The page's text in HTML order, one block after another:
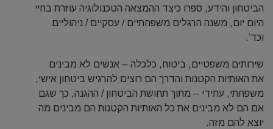
הביטחון והידע, ספרו כיצד ההמצאה הטכנולוגיה עוזרת בחיי
היום יום, משנה הרגלים משפחתיים / עסקיים / ניהוליים
וכד’.
שירותים משפטיים, ביטוח, כלכלה – אנשים לא מבינים
את האותיות הקטנות והדרך הם רוצים להרגיש ביטחון אישי,
משפחתי, עתידי – מתוך תחושת הביטחון / ההגנה, כך שגם
אם הם לא מבינים את כל האותיות הקטנות הם מבינים מה
יוצא להם מזה.